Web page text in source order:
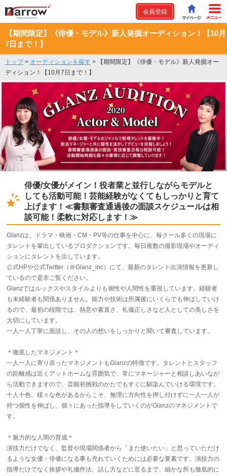
会員登録
【期間限定】《俳優・モデル》新人発掘オーディション！【10月
7日まで！】
トップ> オーディションを探す >
【期間限定】《俳優・モデル》新人発掘オー
ディション！【10月7日まで！】
俳優/女優がメイン！役者業と並行しながらモデルと
しても活動可能！芸能経験がなくてもしっかりと育て
上げます！≪書類審査通過後の面談スケジュールは相
談可能！柔軟に対応します！≫
Glanzは、ドラマ・映画・CM・PV等の仕事を中心に、毎クール多くの現場に
タレントを輩出しているプロダクションです。毎日複数の撮影現場やオーディ
ションにタレントを出しています。
公式HPや公式Twitter（＠Glanz_inc）にて、最新のタレント出演情報を更新し
ているので是非ご覧ください。
Glanzではルックスやスタイルよりも個性や人間性を重視しています。経験者
も未経験者も関係ありません。能力や技術は所属後にいくらでも伸ばしていけ
るので、最初の段階では、熱意や素直さ、礼儀正しさなど人としての美しさを
大切にしています。
一人一人丁寧に面談し、その人の想いをしっかりと聞いて審査しています。
＊徹底したマネジメント＊
一人一人に寄り添ったマネジメントもGlanzの特徴です。タレントとスタッフ
の距離感は近くアットホームな雰囲気で、常にマネージャーと相談しあいなが
ら活動できますので、芸能初挑戦のかたでもすぐに馴染んでいける環境です。
十人十色、様々な色があるからこそ、無理に方向性を押し付けずに一人一人が
持つ個性を伸ばし、個々にあった指導をしていくのがGlanzのマネジメントで
す。
＊魅力的な人間の育成＊
演技力だけでなく、監督や現場関係者から「また使いたい」と思っていただけ
るような女優・俳優になる事も売れていくためには必要な要素です。演技力の
指導だけでなく挨拶や礼儀作法、話し方などに至るまで、細かな所も徹底的に